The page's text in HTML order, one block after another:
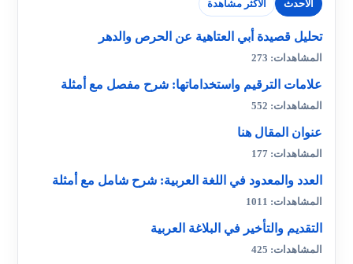
الأحدث الأكثر مشاهدة
تحليل قصيدة أبي العتاهية عن الحرص والدهر
المشاهدات: 273
علامات الترقيم واستخداماتها: شرح مفصل مع أمثلة
المشاهدات: 552
عنوان المقال هنا
المشاهدات: 177
العدد والمعدود في اللغة العربية: شرح شامل مع أمثلة
المشاهدات: 1011
التقديم والتأخير في البلاغة العربية
المشاهدات: 425